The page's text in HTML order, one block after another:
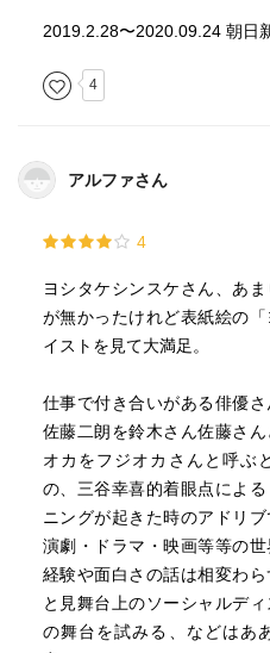
2019.2.28〜2020.09.24 朝日
4
アルファさん
4
ヨシタケシンスケさん、あ
が無かったけれど表紙絵の
イストを見て大満足。
仕事で付き合いがある俳優
佐藤二朗を鈴木さん佐藤さ
オカをフジオカさんと呼
の、三谷幸喜的着眼点によ
ニングが起きた時のアドリ
演劇・ドラマ・映画等等の
経験や面白さの話は相変わ
と見舞台上のソーシャルデ
の舞台を試みる、などはあ